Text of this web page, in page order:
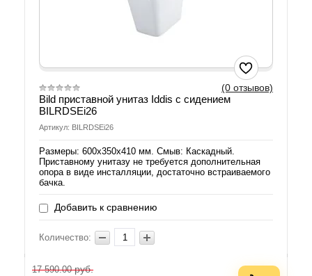
(0 отзывов)
Bild приставной унитаз Iddis с сидением
BILRDSEi26
Артикул: BILRDSEi26
Размеры: 600х350х410 мм. Смыв: Каскадный.
Приставному унитазу не требуется дополнительная
опора в виде инсталляции, достаточно встраиваемого
бачка.
Добавить к сравнению
Количество:
17 590.00руб.